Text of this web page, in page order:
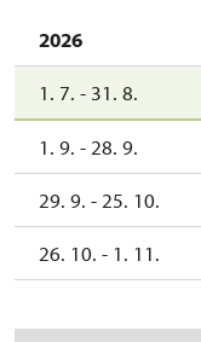
2026
1. 7. - 31. 8.
1. 9. - 28. 9.
29. 9. - 25. 10.
26. 10. - 1. 11.